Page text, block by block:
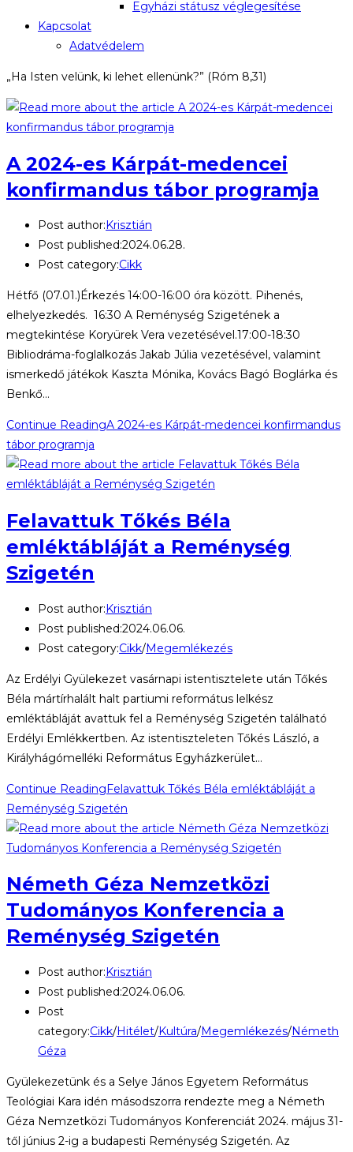
Egyházi státusz véglegesítése
Kapcsolat
Adatvédelem
„Ha Isten velünk, ki lehet ellenünk?” (Róm 8,31)
A 2024-es Kárpát-medencei
konfirmandus tábor programja
Post author: Krisztián
Post published:2024.06.28.
Post category:Cikk
Hétfő (07.01.)Érkezés 14:00-16:00 óra között. Pihenés,
elhelyezkedés. 16:30 A Reménység Szigetének a
megtekintése Koryürek Vera vezetésével.17:00-18:30
Bibliodráma-foglalkozás Jakab Júlia vezetésével, valamint
ismerkedő játékok Kaszta Mónika, Kovács Bagó Boglárka és
Benkő…
Continue ReadingA 2024-es Kárpát-medencei konfirmandus
tábor programja
Felavattuk Tőkés Béla
emléktábláját a Reménység
Szigetén
Post author:Krisztián
Post published:2024.06.06.
Post category:Cikk/Megemlékezés
Az Erdélyi Gyülekezet vasárnapi istentisztelete után Tőkés
Béla mártírhalált halt partiumi református lelkész
emléktábláját avattuk fel a Reménység Szigetén található
Erdélyi Emlékkertben. Az istentiszteleten Tőkés László, a
Királyhágómelléki Református Egyházkerület…
Continue ReadingFelavattuk Tőkés Béla emléktábláját a
Reménység Szigetén
Németh Géza Nemzetközi
Tudományos Konferencia a
Reménység Szigetén
Post author:Krisztián
Post published:2024.06.06.
Post
category:Cikk/Hitélet/Kultúra/Megemlékezés/Németh
Géza
Gyülekezetünk és a Selye János Egyetem Református
Teológiai Kara idén másodszorra rendezte meg a Németh
Géza Nemzetközi Tudományos Konferenciát 2024. május 31-
től június 2-ig a budapesti Reménység Szigetén. Az